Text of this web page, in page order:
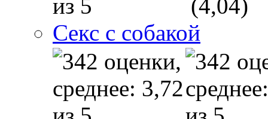
(4,04)
Секс с собакой